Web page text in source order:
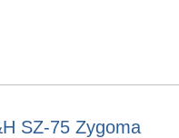
SZ-75 Zygoma